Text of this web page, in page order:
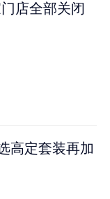
店全部关闭
高定套装再加